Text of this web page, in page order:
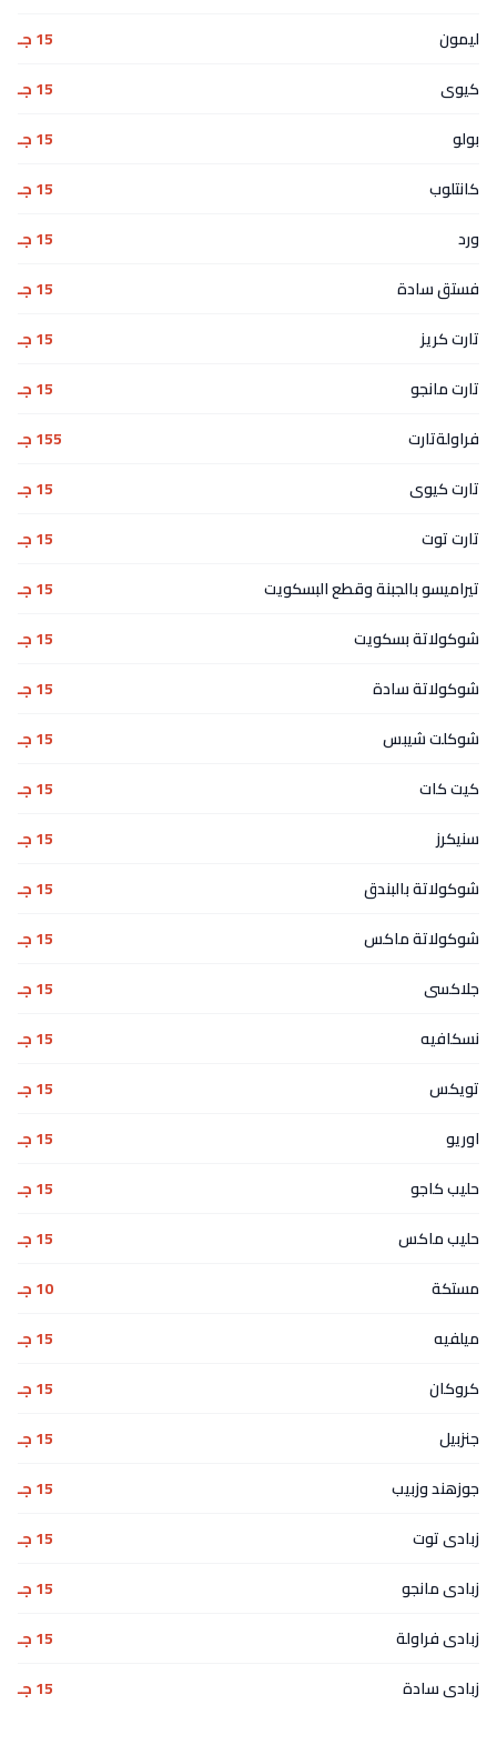
ليمون
15 جـ
كيوى
15 جـ
بولو
15 جـ
كانتلوب
15 جـ
ورد
15 جـ
فستق سادة
15 جـ
تارت كريز
15 جـ
تارت مانجو
15 جـ
فراولةتارت
155 جـ
تارت كيوى
15 جـ
تارت توت
15 جـ
تيراميسو بالجبنة وقطع البسكويت
15 جـ
شوكولاتة بسكويت
15 جـ
شوكولاتة سادة
15 جـ
شوكلت شيبس
15 جـ
كيت كات
15 جـ
سنيكرز
15 جـ
شوكولاتة بالبندق
15 جـ
شوكولاتة ماكس
15 جـ
جلاكسى
15 جـ
نسكافيه
15 جـ
تويكس
15 جـ
اوريو
15 جـ
حليب كاجو
15 جـ
حليب ماكس
15 جـ
مستكة
10 جـ
ميلفيه
15 جـ
كروكان
15 جـ
جنزبيل
15 جـ
جوزهند وزبيب
15 جـ
زبادى توت
15 جـ
زبادى مانجو
15 جـ
زبادى فراولة
15 جـ
زبادى سادة
15 جـ